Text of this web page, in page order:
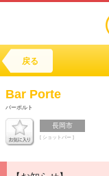
戻る
Bar Porte
バーポルト
長岡市
[ ショットバー ]